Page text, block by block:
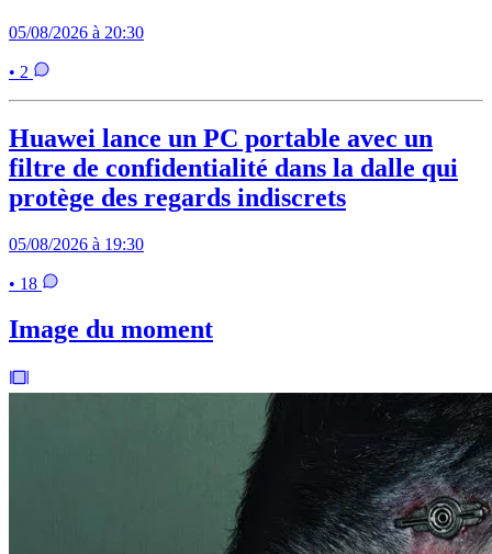
05/08/2026 à 20:30
• 2
Huawei lance un PC portable avec un
filtre de confidentialité dans la dalle qui
protège des regards indiscrets
05/08/2026 à 19:30
• 18
Image du moment